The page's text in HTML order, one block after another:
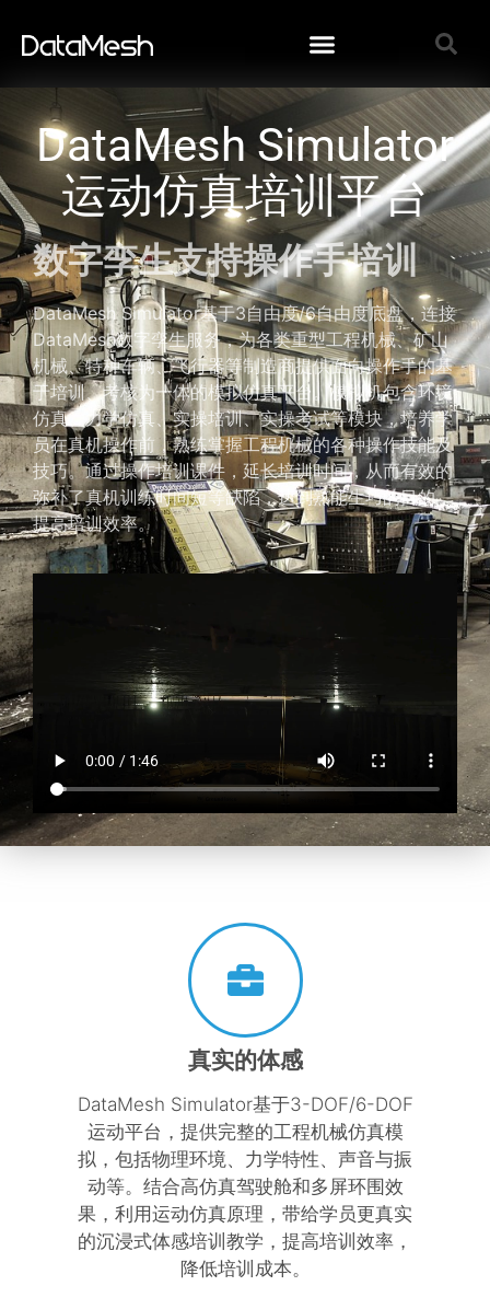
DataMesh Simulator
运动仿真培训平台
数字孪生支持操作手培训
DataMesh Simulator基于3自由度/6自由度底盘，连接
DataMesh数字孪生服务，为各类重型工程机械、矿山
机械、特种车辆、飞行器等制造商提供面向操作手的基
于培训、考核为一体的模拟仿真平台。模拟机包含环境
仿真、力学仿真、实操培训、实操考试等模块，培养学
员在真机操作前，熟练掌握工程机械的各种操作技能及
技巧。通过操作培训课件，延长培训时间，从而有效的
弥补了真机训练时间短等缺陷，达到熟能生巧的目的，
提高培训效率。
真实的体感
DataMesh Simulator基于3-DOF/6-DOF
运动平台，提供完整的工程机械仿真模
拟，包括物理环境、力学特性、声音与振
动等。结合高仿真驾驶舱和多屏环围效
果，利用运动仿真原理，带给学员更真实
的沉浸式体感培训教学，提高培训效率，
降低培训成本。